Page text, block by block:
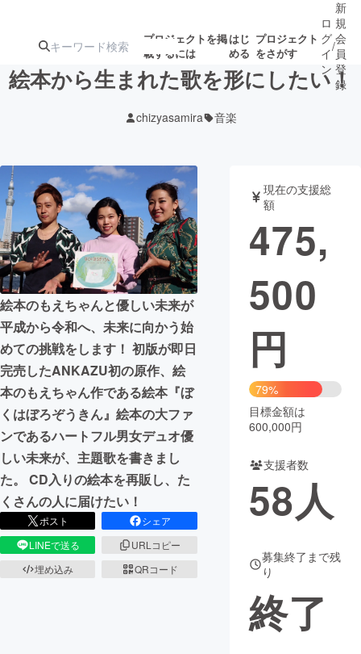
プロジェクトを掲
載するには
はじ
める
プロジェクト
をさがす
アート・写真
テクノロジー・ガジェット ゲーム・サ
映像・映画 書籍・雑誌
ビジネス・起業
まちづくり・地域活性化
CAMPFIRE for Social Good
CAMPFIREふるさと納税
コミュニティ
ロ
グ
イ
ン
/
新
規
会
員
登
録
絵本から生まれた歌を形にしたい！
chizyasamira 音楽
絵本のもえちゃんと優しい未来が
平成から令和へ、未来に向かう始
めての挑戦をします！ 初版が即日
完売したANKAZU初の原作、絵
本のもえちゃん作である絵本『ぼ
くはぼろぞうきん』絵本の大ファ
ンであるハートフル男女デュオ優
しい未来が、主題歌を書きまし
た。 CD入りの絵本を再販し、た
くさんの人に届けたい！
ポスト
シェア
LINEで送る
URLコピー
埋め込み
QRコード
現在の支援総
額
475,
500
円
79%
目標金額は
600,000円
支援者数
58人
募集終了まで残
り
終了